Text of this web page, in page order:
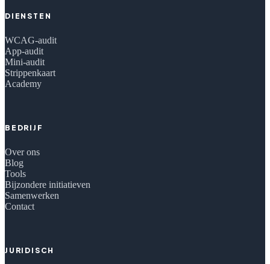
DIENSTEN
WCAG-audit
App-audit
Mini-audit
Strippenkaart
Academy
BEDRIJF
Over ons
Blog
Tools
Bijzondere initiatieven
Samenwerken
Contact
JURIDISCH